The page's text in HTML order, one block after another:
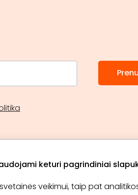
keturi pagrindiniai
veikimui, taip pat